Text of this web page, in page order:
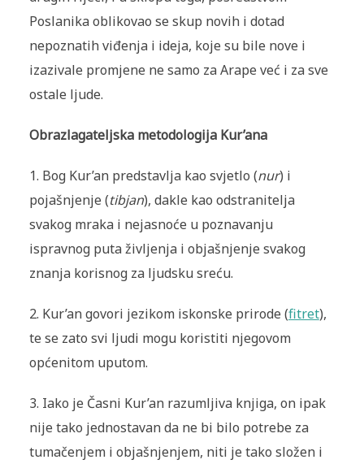
Poslanika oblikovao se skup novih i dotad
nepoznatih viđenja i ideja, koje su bile nove i
izazivale promjene ne samo za Arape već i za sve
ostale ljude.
Obrazlagateljska metodologija Kur’ana
1. Bog Kur’an predstavlja kao svjetlo (nur) i
pojašnjenje (tibjan), dakle kao odstranitelja
svakog mraka i nejasnoće u poznavanju
ispravnog puta življenja i objašnjenje svakog
znanja korisnog za ljudsku sreću.
2. Kur’an govori jezikom iskonske prirode (fitret),
te se zato svi ljudi mogu koristiti njegovom
općenitom uputom.
3. Iako je Časni Kur’an razumljiva knjiga, on ipak
nije tako jednostavan da ne bi bilo potrebe za
tumačenjem i objašnjenjem, niti je tako složen i